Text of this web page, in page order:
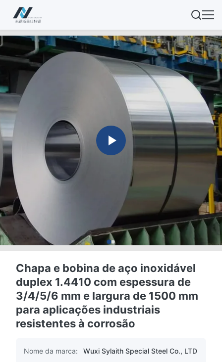
Chapa e bobina de aço inoxidável
duplex 1.4410 com espessura de
3/4/5/6 mm e largura de 1500 mm
para aplicações industriais
resistentes à corrosão
Nome da marca:
Wuxi Sylaith Special Steel Co., LTD